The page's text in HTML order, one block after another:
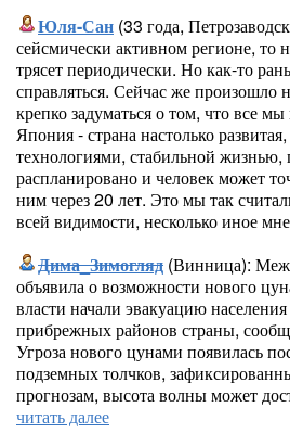
Юля-Сан (33 года,
сейсмически активном регионе, то
трясет периодически. Но как-то
справляться. Сейчас же произошло
крепко задуматься о том, что все
Япония - страна настолько
технологиями, стабильной жизнью,
распланировано и человек может
ним через 20 лет. Это мы так
всей видимости, несколько иное
Дима_Зимогляд (Винница):
объявила о возможности нового
власти начали эвакуацию
прибрежных районов страны,
Угроза нового цунами появилась
подземных толчков,
прогнозам, высота волны может
читать далее